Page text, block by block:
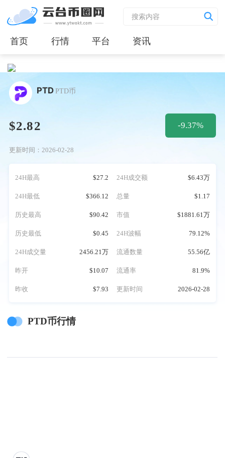
首页 行情 平台 资讯
PTDPTD币
$2.82 -9.37%
更新时间：2026-02-28
24H最高 $27.2 24H成交额 $6.43万
24H最低 $366.12 总量 $1.17
历史最高 $90.42 市值 $1881.61万
历史最低 $0.45 24H波幅 79.12%
24H成交量 2456.21万 流通数量 55.56亿
昨开 $10.07 流通率 81.9%
昨收 $7.93 更新时间 2026-02-28
PTD币行情